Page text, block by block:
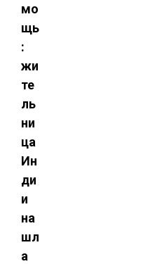
мо
щь
:
жи
те
ль
ни
ца
Ин
ди
и
на
шл
а